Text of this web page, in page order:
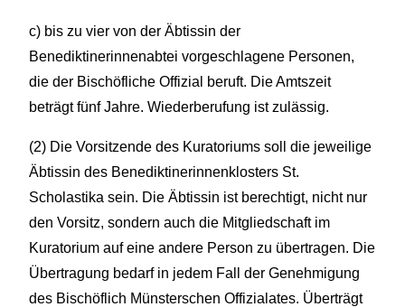
c) bis zu vier von der Äbtissin der
Benediktinerinnenabtei vorgeschlagene Personen,
die der Bischöfliche Offizial beruft. Die Amtszeit
beträgt fünf Jahre. Wiederberufung ist zulässig.
(2) Die Vorsitzende des Kuratoriums soll die jeweilige
Äbtissin des Benediktinerinnenklosters St.
Scholastika sein. Die Äbtissin ist berechtigt, nicht nur
den Vorsitz, sondern auch die Mitgliedschaft im
Kuratorium auf eine andere Person zu übertragen. Die
Übertragung bedarf in jedem Fall der Genehmigung
des Bischöflich Münsterschen Offizialates. Überträgt